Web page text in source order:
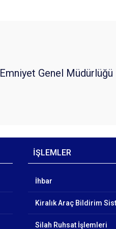
Emniyet Genel Müdürlüğü
İŞLEMLER
İhbar
Kiralık Araç Bildirim
Silah Ruhsat İşlemleri